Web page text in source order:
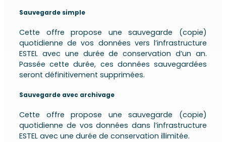
Sauvegarde simple
Cette offre propose une sauvegarde (copie)
quotidienne de vos données vers l’infrastructure
ESTEL avec une durée de conservation d’un an.
Passée cette durée, ces données sauvegardées
seront définitivement supprimées.
Sauvegarde avec archivage
Cette offre propose une sauvegarde (copie)
quotidienne de vos données dans l’infrastructure
ESTEL avec une durée de conservation illimitée.